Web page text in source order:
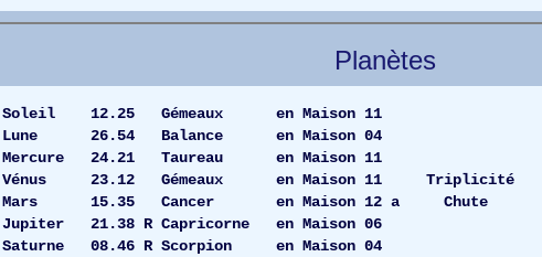
Planètes
Soleil 12.25 Gémeaux en Maison 11
Lune 26.54 Balance en Maison 04
Mercure 24.21 Taureau en Maison 11
Vénus 23.12 Gémeaux en Maison 11 Triplicité
Mars 15.35 Cancer en Maison 12 a Chute
Jupiter 21.38 R Capricorne en Maison 06
Saturne 08.46 R Scorpion en Maison 04